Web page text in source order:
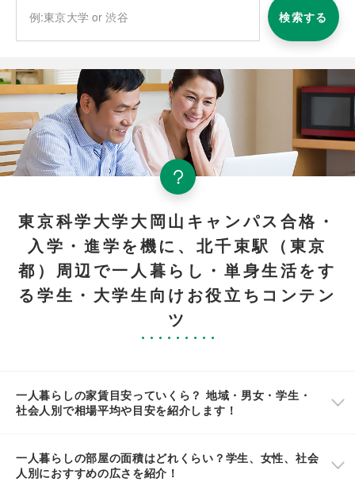
検索する
東京科学大学大岡山キャンパス合格・
入学・進学を機に、北千束駅（東京
都）周辺で一人暮らし・単身生活をす
る学生・大学生向けお役立ちコンテン
ツ
一人暮らしの家賃目安っていくら？ 地域・男女・学生・
社会人別で相場平均や目安を紹介します！
一人暮らしの部屋の面積はどれくらい？学生、女性、社会
人別におすすめの広さを紹介！